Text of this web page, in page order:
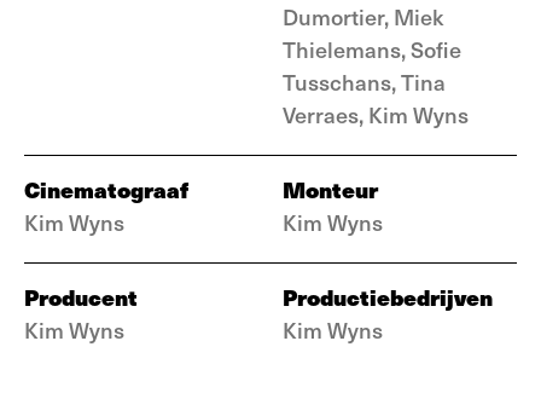
Dumortier, Miek
Thielemans, Sofie
Tusschans, Tina
Verraes, Kim Wyns
Cinematograaf
Kim Wyns
Monteur
Kim Wyns
Producent
Kim Wyns
Productiebedrijven
Kim Wyns